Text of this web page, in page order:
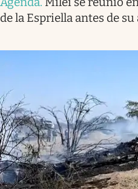
de la Espriella antes de